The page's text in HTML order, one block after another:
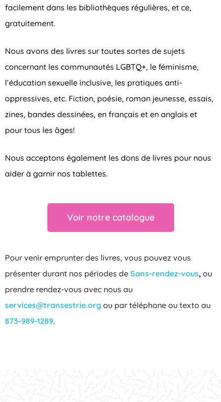
facilement dans les bibliothèques régulières, et ce,
gratuitement.
Nous avons des livres sur toutes sortes de sujets
concernant les communautés LGBTQ+, le féminisme,
l’éducation sexuelle inclusive, les pratiques anti-
oppressives, etc. Fiction, poésie, roman jeunesse, essais,
zines, bandes dessinées, en français et en anglais et
pour tous les âges!
Nous acceptons également les dons de livres pour nous
aider à garnir nos tablettes.
Voir notre catalogue
Pour venir emprunter des livres, vous pouvez vous
présenter durant nos périodes de Sans-rendez-vous, ou
prendre rendez-vous avec nous au
services@transestrie.org ou par téléphone ou texto au
873-989-1289.